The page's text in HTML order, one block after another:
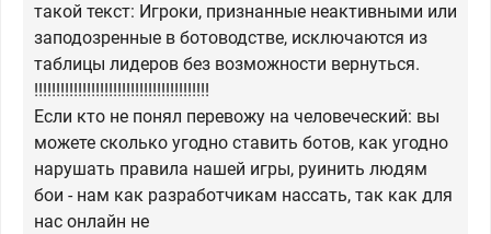
такой текст: Игроки, признанные неактивными или
заподозренные в ботоводстве, исключаются из
таблицы лидеров без возможности вернуться.
!!!!!!!!!!!!!!!!!!!!!!!!!!!!!!!!!!!!!!!!
Если кто не понял перевожу на человеческий: вы
можете сколько угодно ставить ботов, как угодно
нарушать правила нашей игры, руинить людям
бои - нам как разработчикам нассать, так как для
нас онлайн не